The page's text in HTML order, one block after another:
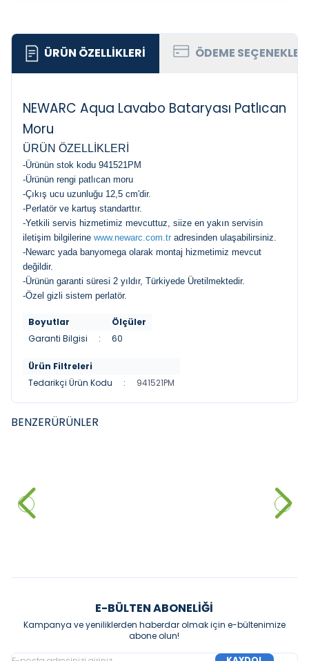
ÜRÜN ÖZELLIKLERI ÖDEME
NEWARC Aqua Lavabo Bataryası Patlıcan
Moru
ÜRÜN ÖZELLİKLERİ
-Ürünün stok kodu 941521PM
-Ürünün rengi patlıcan moru
-Çıkış ucu uzunluğu 12,5 cm'dir.
-Perlatör ve kartuş standarttır.
-Yetkili servis hizmetimiz mevcuttuz, siize en yakın servisin
iletişim bilgilerine www.newarc.com.tr adresinden ulaşabilirsiniz.
-Newarc yada banyomega olarak montaj hizmetimiz mevcut
değildir.
-Ürünün garanti süresi 2 yıldır, Türkiyede Üretilmektedir.
-Özel gizli sistem perlatör.
Boyutlar
Ölçüler
Garanti Bilgisi
: 60
Ürün Filtreleri
Tedarikçi Ürün Kodu
: 941521PM
BENZERÜRÜNLER
3.000,00
E-BÜLTEN ABONELIĞI
Kampanya ve yeniliklerden haberdar olmak için e-bültenimize
abone olun!